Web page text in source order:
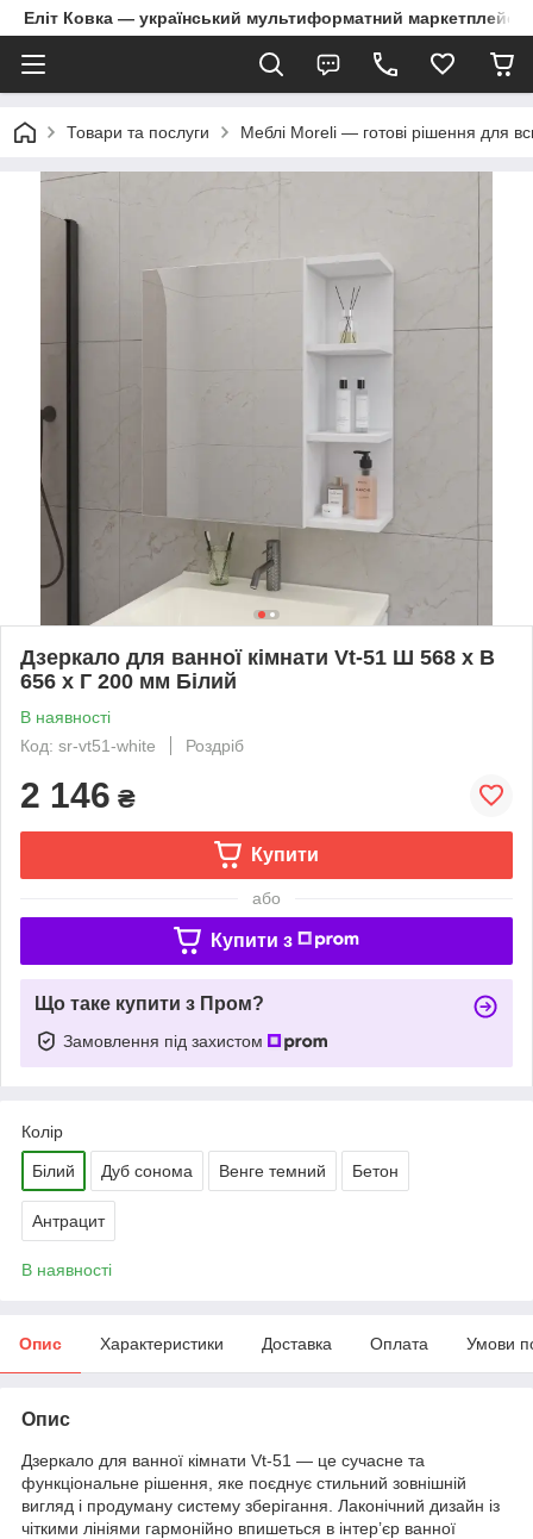
Еліт Ковка — український мультиформатний маркетплейс
Товари та послуги Меблі Moreli — готові рішення для
Дзеркало для ванної кімнати Vt-51 Ш 568 x В
656 x Г 200 мм Білий
В наявності
Код: sr-vt51-white
Роздріб
2 146 ₴
Купити
або
Купити з
Що таке купити з Пром?
Замовлення під захистом
Колір
Білий Дуб сонома Венге темний Бетон
Антрацит
В наявності
Опис Характеристики Доставка Оплата Умови
Опис
Дзеркало для ванної кімнати Vt-51 — це сучасне та
функціональне рішення, яке поєднує стильний зовнішній
вигляд і продуману систему зберігання. Лаконічний дизайн із
чіткими лініями гармонійно впишеться в інтер’єр ванної